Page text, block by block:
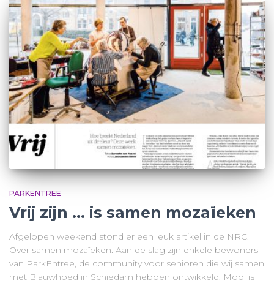
PARKENTREE
Vrij zijn … is samen mozaïeken
Afgelopen weekend stond er een leuk artikel in de NRC.
Over samen mozaïeken. Aan de slag zijn enkele bewoners
van ParkEntree, de community voor senioren die wij samen
met Blauwhoed in Schiedam hebben ontwikkeld. Mooi is